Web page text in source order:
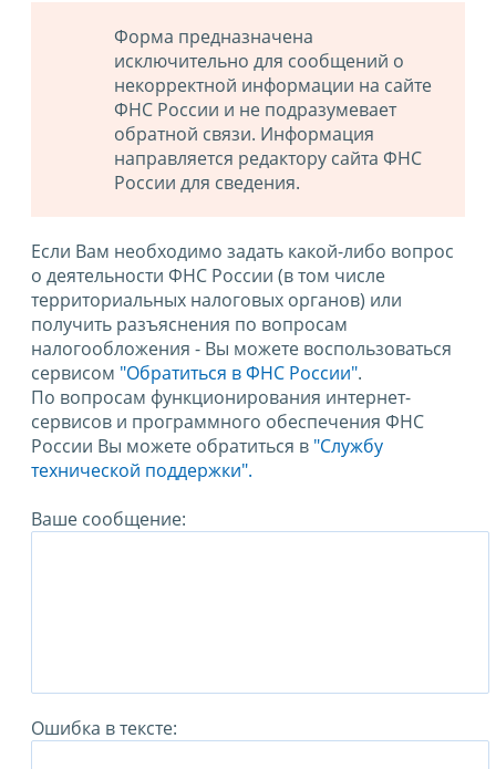
Форма предназначена
исключительно для сообщений о
некорректной информации на сайте
ФНС России и не подразумевает
обратной связи. Информация
направляется редактору сайта ФНС
России для сведения.
Если Вам необходимо задать какой-либо вопрос
о деятельности ФНС России (в том числе
территориальных налоговых органов) или
получить разъяснения по вопросам
налогообложения - Вы можете воспользоваться
сервисом "Обратиться в ФНС России".
По вопросам функционирования интернет-
сервисов и программного обеспечения ФНС
России Вы можете обратиться в "Службу
технической поддержки".
Ваше сообщение:
Ошибка в тексте: